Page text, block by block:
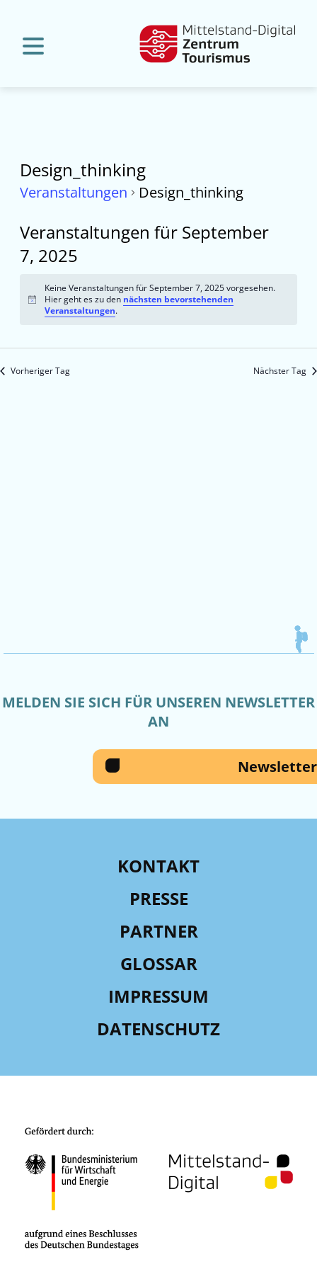
Design_thinking
Veranstaltungen Design_thinking
Veranstaltungen für September
7, 2025
Hinweis
Keine Veranstaltungen für September 7, 2025 vorgesehen.
Hier geht es zu den nächsten bevorstehenden
Veranstaltungen.
Vorheriger Tag Nächster Tag
MELDEN SIE SICH FÜR UNSEREN NEWSLETTER
AN
Newsletter
KONTAKT
PRESSE
PARTNER
GLOSSAR
IMPRESSUM
DATENSCHUTZ